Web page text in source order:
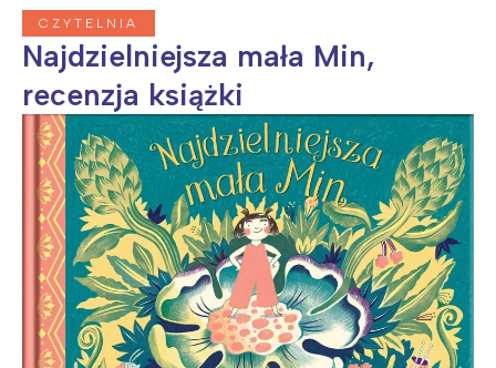
CZYTELNIA
Najdzielniejsza mała Min,
recenzja książki